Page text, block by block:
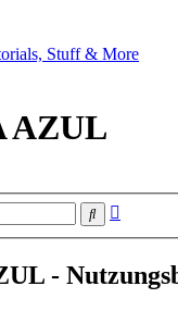
Stuff & More
AZUL
Suche
-